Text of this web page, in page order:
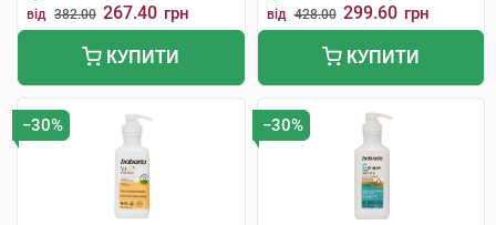
від 382.00 267.40 грн
КУПИТИ
від 428.00 299.60 грн
КУПИТИ
−30% −30%